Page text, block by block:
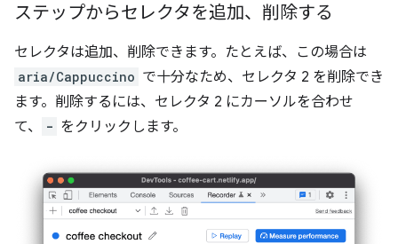
ステップからセレクタを追加、削除する
セレクタは追加、削除できます。たとえば、この場合は
aria/Cappuccino で十分なため、 セレクタ 2 を削除でき
ます。削除するには、 セレクタ 2 にカーソルを合わせ
て、
- をクリックします。